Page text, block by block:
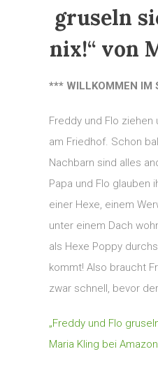
gruseln
nix!“ von
*** WILLKOMMEN IM
Freddy und Flo
am Friedhof. Schon
Nachbarn sind alles
Papa und Flo glauben
einer Hexe, einem
unter einem Dach
als Hexe Poppy
kommt! Also braucht
zwar schnell, bevor
„Freddy und Flo
Maria Kling bei